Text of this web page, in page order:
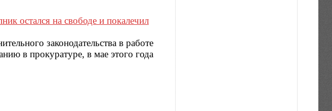
остался на свободе и покалечил
законодательства в работе
в прокуратуре, в мае этого года